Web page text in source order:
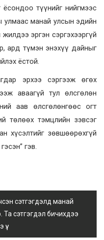
түүнийг нийгмээс
улмаас манай улсын эдийн
эргэн сэргэхээргүй
ард түмэн энэхүү дайныг
ёстой.
эрхээ сэргээж өгөх
аваагүй тул өлсгөлөн
аав өлсгөлөнгөөс огт
төлөөх тэмцлийн зэвсэг
хүсэлтийг зөвшөөрөхгүй
гэв.
сэтгэгдэлд манай
Та сэтгэгдэл бичихдээ